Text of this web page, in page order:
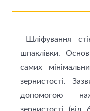
Шліфування
шпаклівки.
самих
зернистості.
допомогою